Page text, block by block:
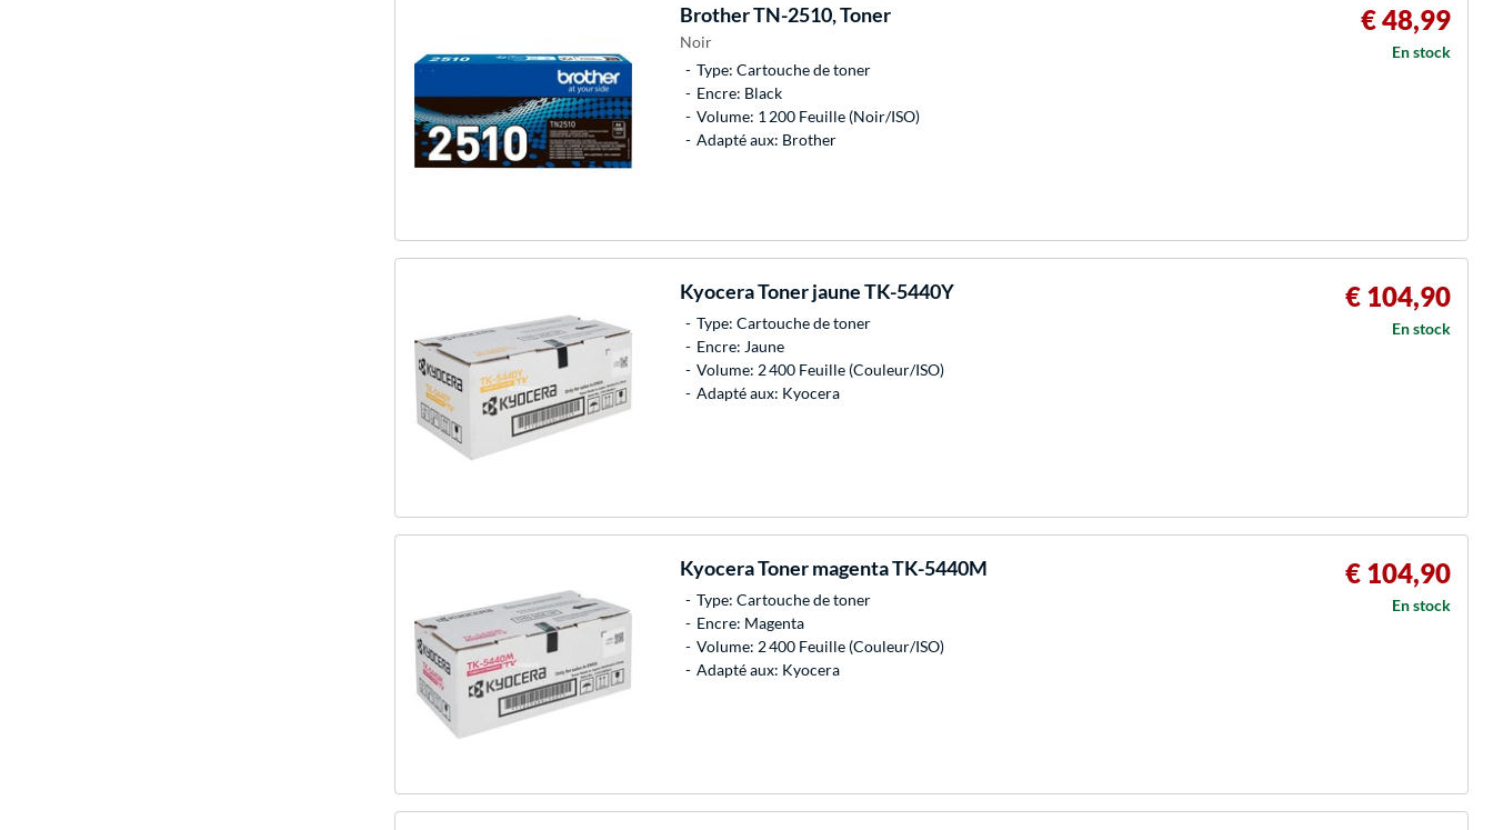
BrotherTN-2510, Toner
Noir
Type: Cartouche de toner
Encre: Black
Volume: 1 200 Feuille (Noir/ISO)
Adapté aux: Brother
€ 48,99
En stock
KyoceraToner jaune TK-5440Y
Type: Cartouche de toner
Encre: Jaune
Volume: 2 400 Feuille (Couleur/ISO)
Adapté aux: Kyocera
€ 104,90
En stock
KyoceraToner magenta TK-5440M
Type: Cartouche de toner
Encre: Magenta
Volume: 2 400 Feuille (Couleur/ISO)
Adapté aux: Kyocera
€ 104,90
En stock